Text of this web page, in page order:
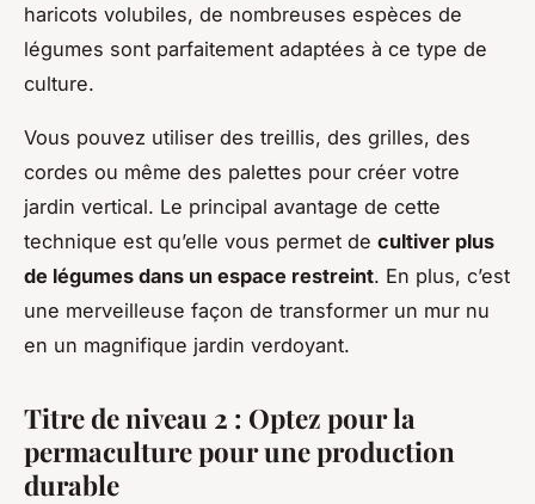
haricots volubiles, de nombreuses espèces de
légumes sont parfaitement adaptées à ce type de
culture.
Vous pouvez utiliser des treillis, des grilles, des
cordes ou même des palettes pour créer votre
jardin vertical. Le principal avantage de cette
technique est qu’elle vous permet de cultiver plus
de légumes dans un espace restreint. En plus, c’est
une merveilleuse façon de transformer un mur nu
en un magnifique jardin verdoyant.
Titre de niveau 2 : Optez pour la
permaculture pour une production
durable